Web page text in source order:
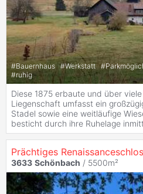
#Bauernhaus #Werkstatt #
#ruhig
Diese 1875 erbaute und über
Liegenschaft umfasst ein
Stadel sowie eine weitläufige
besticht durch ihre Ruhelage
3633 Schönbach / 5500m²